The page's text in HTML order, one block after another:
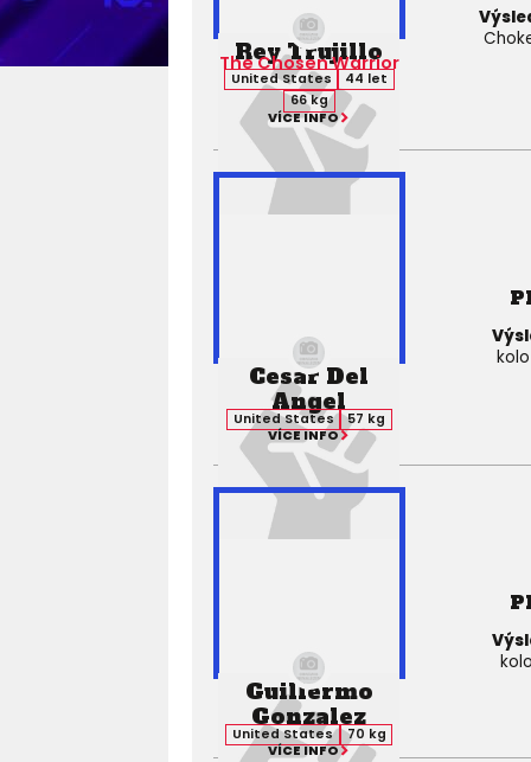
Rey Trujillo
The Chosen Warrior
United States
44 let
66 kg
VÍCE INFO
Cesar Del
Angel
United States
57 kg
VÍCE INFO
Guillermo
Gonzalez
United States
70 kg
VÍCE INFO